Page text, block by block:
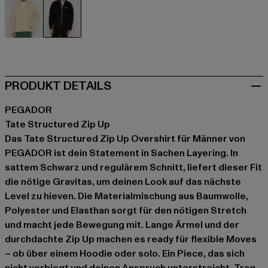
PRODUKT DETAILS
PEGADOR
Tate Structured Zip Up
Das Tate Structured Zip Up Overshirt für Männer von
PEGADOR ist dein Statement in Sachen Layering. In
sattem Schwarz und regulärem Schnitt, liefert dieser Fit
die nötige Gravitas, um deinen Look auf das nächste
Level zu hieven. Die Materialmischung aus Baumwolle,
Polyester und Elasthan sorgt für den nötigen Stretch
und macht jede Bewegung mit. Lange Ärmel und der
durchdachte Zip Up machen es ready für flexible Moves
– ob über einem Hoodie oder solo. Ein Piece, das sich